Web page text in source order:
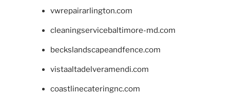
vwrepairarlington.com
cleaningservicebaltimore-md.com
beckslandscapeandfence.com
vistaaltadelveramendi.com
coastlinecateringnc.com